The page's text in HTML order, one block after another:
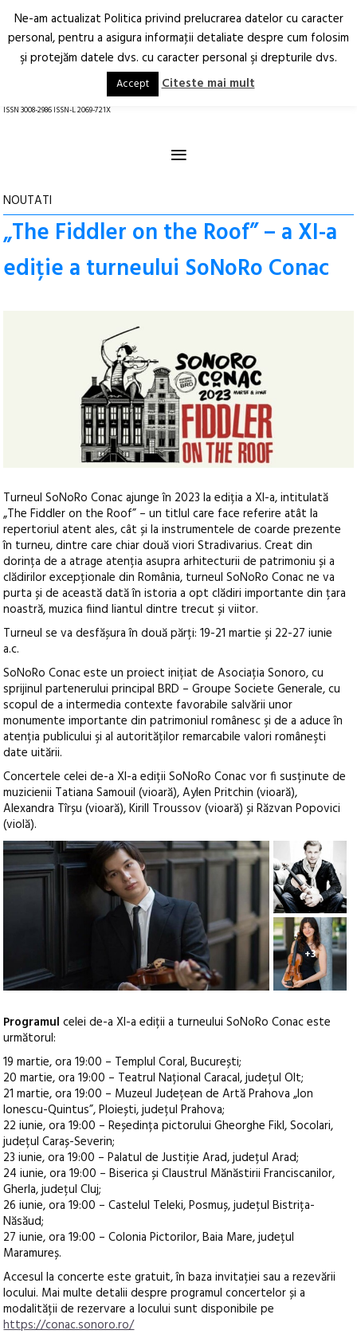
Arhitectură.
Oraș.
RO EN
ISSN 3008-2986 ISSN-L 2069-721X
≡
NOUTATI
„The Fiddler on the Roof” – a XI-a
ediție a turneului SoNoRo Conac
Turneul SoNoRo Conac ajunge în 2023 la ediția a XI-a, intitulată
„The Fiddler on the Roof” – un titlul care face referire atât la
repertoriul atent ales, cât și la instrumentele de coarde prezente
în turneu, dintre care chiar două viori Stradivarius. Creat din
dorința de a atrage atenția asupra arhitecturii de patrimoniu și a
clădirilor excepționale din România, turneul SoNoRo Conac ne va
purta și de această dată în istoria a opt clădiri importante din țara
noastră, muzica fiind liantul dintre trecut și viitor.
Turneul se va desfășura în două părți: 19-21 martie și 22-27 iunie
a.c.
SoNoRo Conac este un proiect inițiat de Asociația Sonoro, cu
sprijinul partenerului principal BRD – Groupe Societe Generale, cu
scopul de a intermedia contexte favorabile salvării unor
monumente importante din patrimoniul românesc şi de a aduce în
atenția publicului şi al autorităților remarcabile valori româneşti
date uitării.
Concertele celei de-a XI-a ediții SoNoRo Conac vor fi susținute de
muzicienii Tatiana Samouil (vioară), Aylen Pritchin (vioară),
Alexandra Tîrșu (vioară), Kirill Troussov (vioară) și Răzvan Popovici
(violă).
+3
Programul celei de-a XI-a ediții a turneului SoNoRo Conac este
următorul:
19 martie, ora 19:00 – Templul Coral, București;
20 martie, ora 19:00 – Teatrul Național Caracal, județul Olt;
21 martie, ora 19:00 – Muzeul Județean de Artă Prahova „Ion
Ionescu-Quintus”, Ploiești, județul Prahova;
22 iunie, ora 19:00 – Reședința pictorului Gheorghe Fikl, Socolari,
județul Caraș-Severin;
23 iunie, ora 19:00 – Palatul de Justiție Arad, județul Arad;
24 iunie, ora 19:00 – Biserica și Claustrul Mănăstirii Franciscanilor,
Gherla, județul Cluj;
26 iunie, ora 19:00 – Castelul Teleki, Posmuș, județul Bistrița-
Năsăud;
27 iunie, ora 19:00 – Colonia Pictorilor, Baia Mare, județul
Maramureș.
Accesul la concerte este gratuit, în baza invitației sau a rezevării
locului. Mai multe detalii despre programul concertelor și a
modalității de rezervare a locului sunt disponibile pe
https://conac.sonoro.ro/
Ne-am actualizat Politica privind prelucrarea datelor cu caracter
personal, pentru a asigura informaţii detaliate despre cum folosim
şi protejăm datele dvs. cu caracter personal şi drepturile dvs.
Accept Citeste mai mult